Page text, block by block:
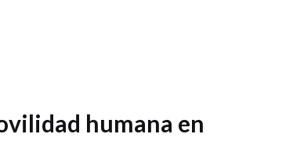
humana en